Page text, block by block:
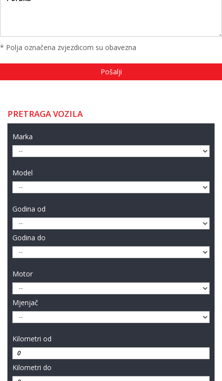
* Polja označena zvjezdicom su obavezna
PRETRAGA VOZILA
Marka
Model
Godina od
Godina do
Motor
Mjenjač
Kilometri od
Kilometri do